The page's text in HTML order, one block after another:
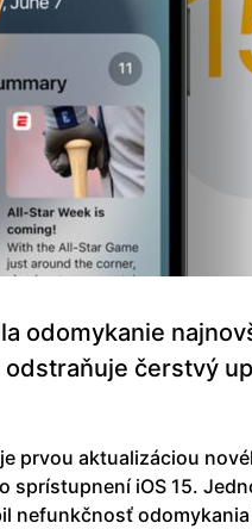
odomykanie
čerstvý
prvou aktualizáciou
sprístupnení iOS 15.
nefunkčnosť